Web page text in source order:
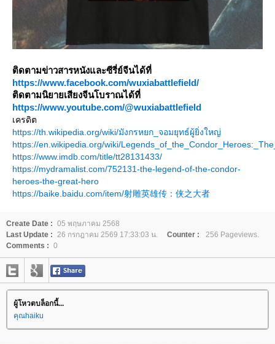
ติดตามข่าวสารหนังและซีรี่ย์จีนได้ที่
https://www.facebook.com/wuxiabattlefield/
ติดตามนิยายเสียงจีนโบราณได้ที่
https://www.youtube.com/@wuxiabattlefield
เครดิต
https://th.wikipedia.org/wiki/มังกรหยก_จอมยุทธ์ผู้ยิ่งใหญ่
https://en.wikipedia.org/wiki/
https://www.imdb.com/title/tt28131433/
https://mydramalist.com/752131-the-legend-of-the-condor-
heroes-the-great-hero
https://baike.baidu.com/item/射雕英雄传：侠之大者
Create Date : 05 พฤษภาคม 2568
Last Update :
26 กรกฎาคม 2569 17:33:03 น. Counter :
256 Pageviews.
Comments : 0
ผู้โหวตบล็อกนี้...
คุณhaiku